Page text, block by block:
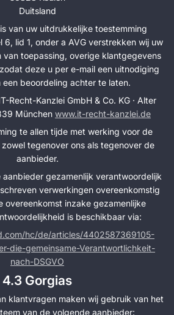
Duitsland
van uw uitdrukkelijke toestemming
6, lid 1, onder a AVG verstrekken wij uw
van toepassing, overige klantgegevens
deze u per e-mail een uitnodiging
een beoordeling achter te laten.
Kanzlei GmbH & Co. KG · Alter
München www.it-recht-kanzlei.de
te allen tijde met werking voor de
tegenover ons als tegenover de
aanbieder.
aanbieder gezamenlijk verantwoordelijk
verwerkingen overeenkomstig
overeenkomst inzake gezamenlijke
is beschikbaar via:
hc/de/articles/4402587369105-
die-gemeinsame-Verantwortlichkeit-
nach-DSGVO
4.3 Gorgias
klantvragen maken wij gebruik van het
van de volgende aanbieder: